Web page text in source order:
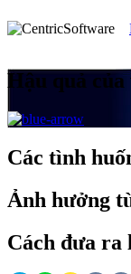
Hậu quả
Các tình
Ảnh hưởng
Cách đưa ra